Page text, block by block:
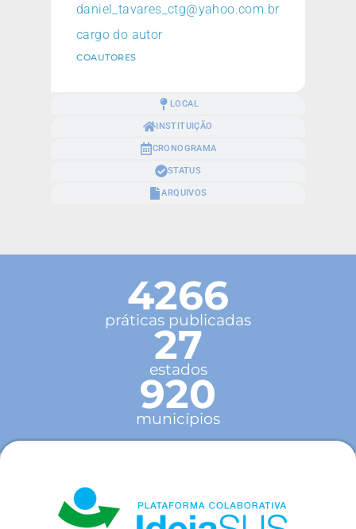
LOCAL
INSTITUIÇÃO
CRONOGRAMA
STATUS
ARQUIVOS
daniel_tavares_ctg@yahoo.com.br
cargo do autor
COAUTORES
4266
práticas publicadas
27
estados
920
municípios